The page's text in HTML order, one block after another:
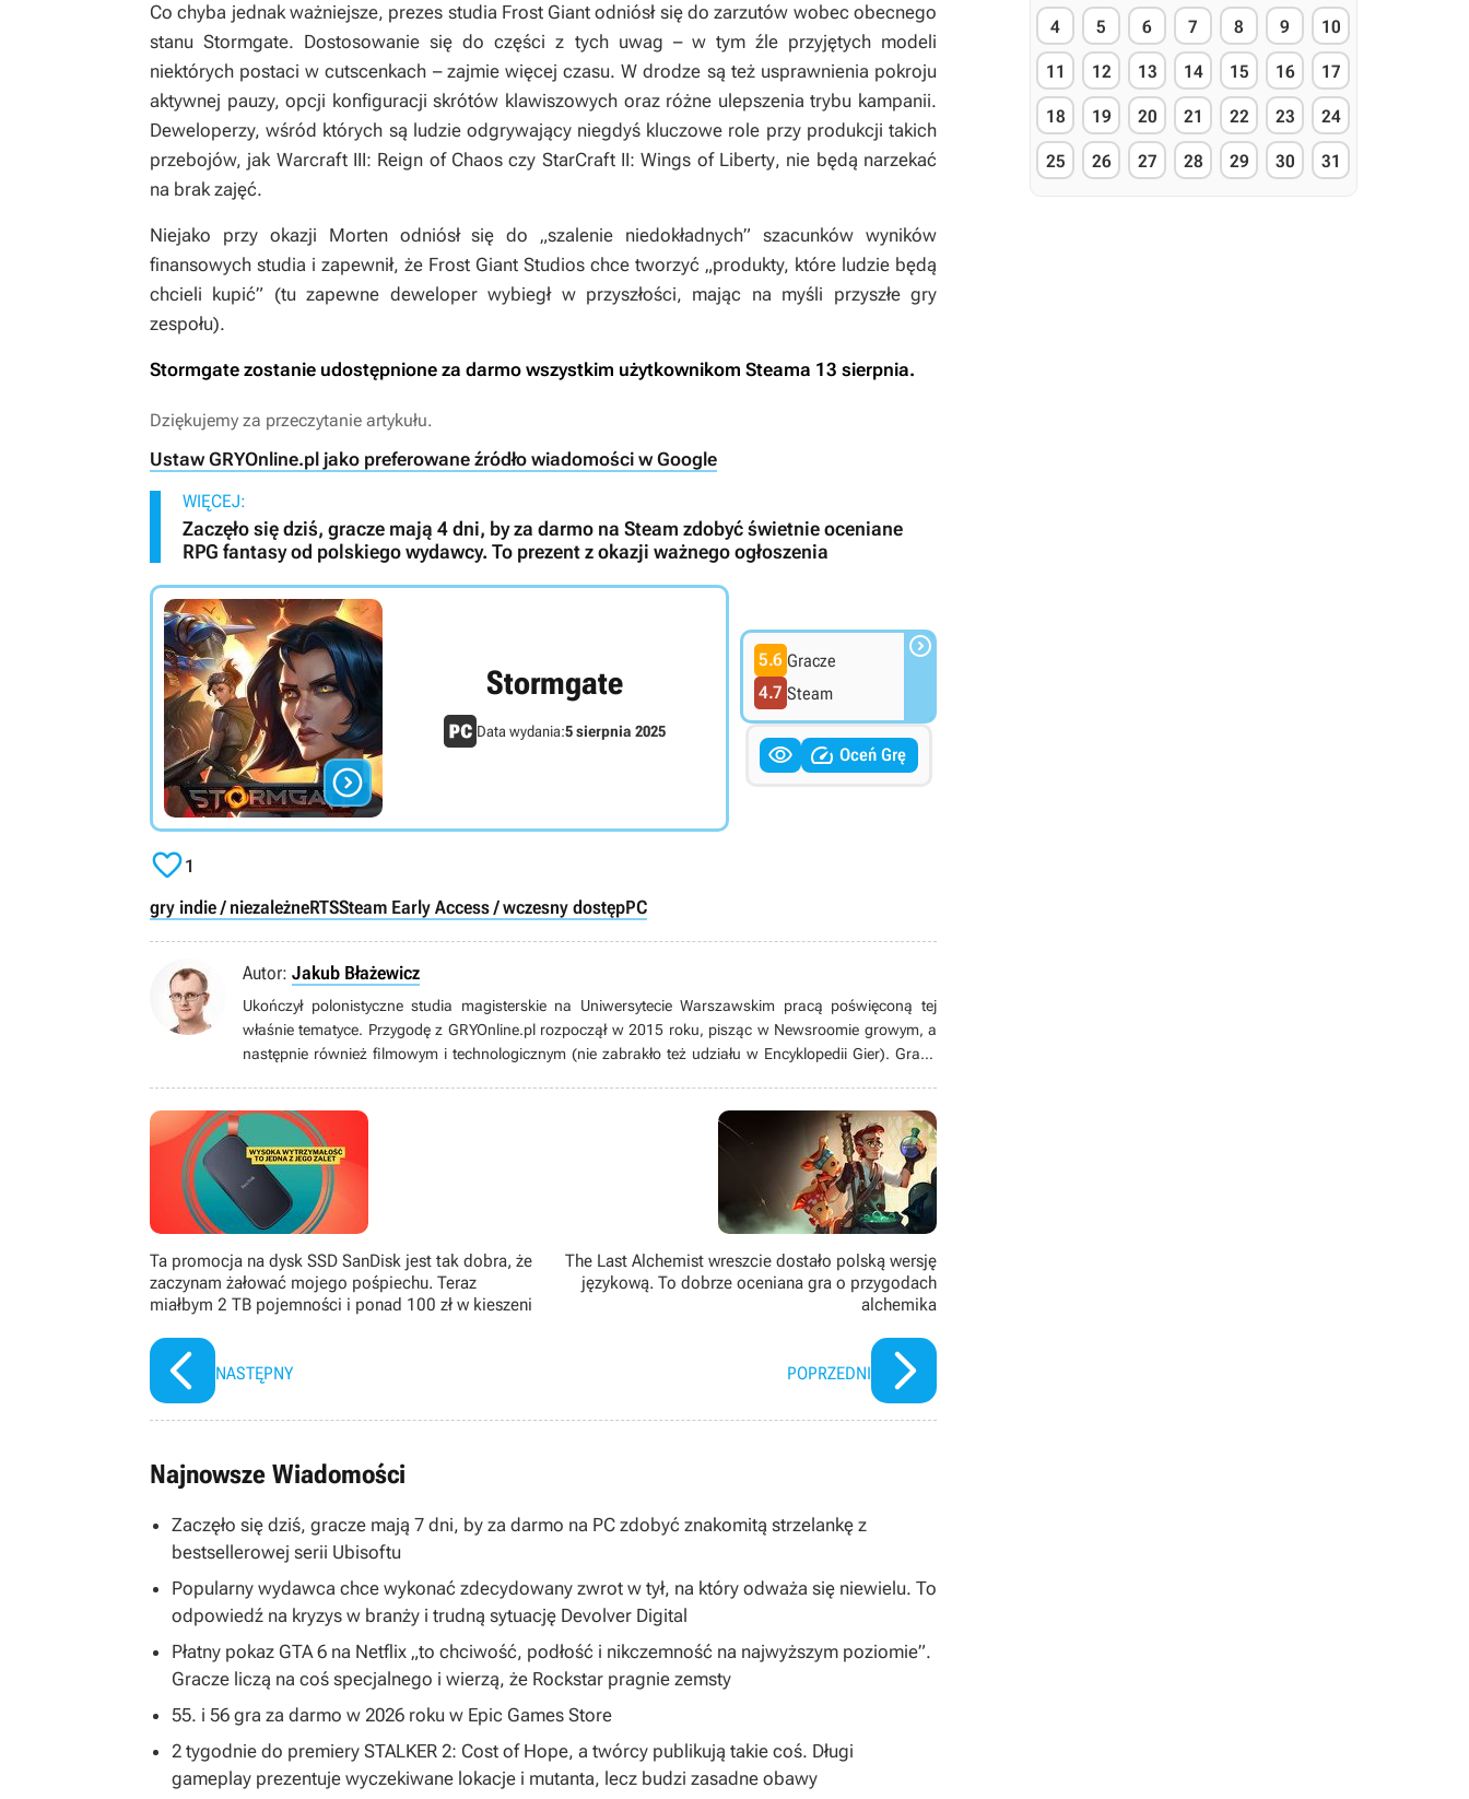
Co chyba jednak ważniejsze, prezes studia Frost Giant odniósł się do zarzutów wobec obecnego
stanuStormgate. Dostosowanie się do części z tych uwag – w tym źle przyjętych modeli
niektórych postaci w cutscenkach – zajmie więcej czasu. W drodze są też usprawnienia pokroju
aktywnej pauzy, opcji konfiguracji skrótów klawiszowych oraz różne ulepszenia trybu kampanii.
Deweloperzy, wśród których są ludzie odgrywający niegdyś kluczowe role przy produkcji takich
przebojów, jak Warcraft III: Reign of Chaosczy StarCraft II: Wings of Liberty, nie będą narzekać
na brak zajęć.
Niejako przy okazji Morten odniósł się do „szalenie niedokładnych” szacunków wyników
finansowych studia i zapewnił, że Frost Giant Studios chce tworzyć „produkty, które ludzie będą
chcieli kupić” (tu zapewne deweloper wybiegł w przyszłości, mając na myśli przyszłe gry
zespołu).
Stormgate zostanie udostępnione za darmo wszystkim użytkownikom Steama 13 sierpnia.
Dziękujemy za przeczytanie artykułu.
Ustaw GRYOnline.pl jako preferowane źródło wiadomości w Google
WIĘCEJ:
Zaczęło się dziś, gracze mają 4 dni, by za darmo na Steam zdobyć świetnie oceniane
RPG fantasy od polskiego wydawcy. To prezent z okazji ważnego ogłoszenia

Stormgate
Data wydania:5 sierpnia 2025
5.6 Gracze
4.7 Steam

  Oceń Grę
1
gry indie / niezależneRTSSteam Early Access / wczesny dostępPC
Autor: Jakub Błażewicz
Ukończył polonistyczne studia magisterskie na Uniwersytecie Warszawskim pracą poświęconą tej
właśnie tematyce. Przygodę z GRYOnline.pl rozpoczął w 2015 roku, pisząc w Newsroomie growym, a
następnie również filmowym i technologicznym (nie zabrakło też udziału w Encyklopedii Gier). Grami
papierowymi), bijatykami, soulslike’ami i w zasadzie wszystkim, co dotyczy gier jako takich. Potrafi
zachwycać się pikselowymi postaciami z gier pamiętających czasy Game Boya łupanego (jeśli nie
starszymi).
Ta promocja na dysk SSD SanDisk jest tak dobra, że
zaczynam żałować mojego pośpiechu. Teraz
miałbym 2 TB pojemności i ponad 100 zł w kieszeni
NASTĘPNY
The Last Alchemist wreszcie dostało polską wersję
językową. To dobrze oceniana gra o przygodach
alchemika
POPRZEDNI
Najnowsze Wiadomości
Zaczęło się dziś, gracze mają 7 dni, by za darmo na PC zdobyć znakomitą strzelankę z
bestsellerowej serii Ubisoftu
Popularny wydawca chce wykonać zdecydowany zwrot w tył, na który odważa się niewielu. To
odpowiedź na kryzys w branży i trudną sytuację Devolver Digital
Płatny pokaz GTA 6 na Netflix „to chciwość, podłość i nikczemność na najwyższym poziomie”.
Gracze liczą na coś specjalnego i wierzą, że Rockstar pragnie zemsty
55. i 56 gra za darmo w 2026 roku w Epic Games Store
2 tygodnie do premiery STALKER 2: Cost of Hope, a twórcy publikują takie coś. Długi
gameplay prezentuje wyczekiwane lokacje i mutanta, lecz budzi zasadne obawy
4 5 6 7 8 9 10
11 12 13 14 15 16 17
18 19 20 21 22 23 24
25 26 27 28 29 30 31